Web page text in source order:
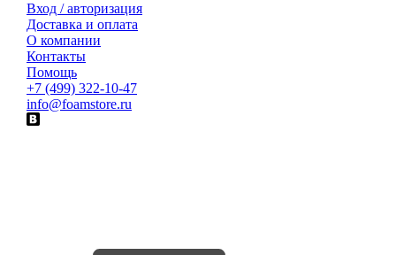
Вход / авторизация
Доставка и оплата
О компании
Контакты
Помощь
+7 (499) 322-10-47
info@foamstore.ru